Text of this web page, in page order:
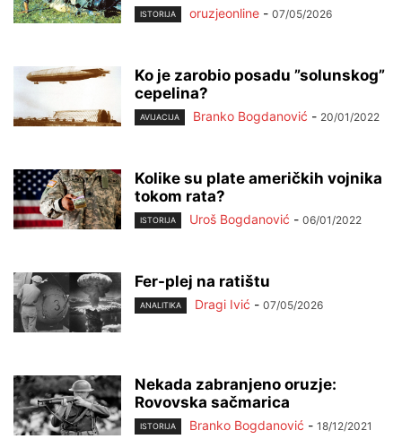
ISTORIJA oruzjeonline - 07/05/2026
Ko je zarobio posadu ”solunskog”
cepelina?
AVIJACIJA Branko Bogdanović - 20/01/2022
Kolike su plate američkih vojnika
tokom rata?
ISTORIJA Uroš Bogdanović - 06/01/2022
Fer-plej na ratištu
ANALITIKA Dragi Ivić - 07/05/2026
Nekada zabranjeno oruzje:
Rovovska sačmarica
ISTORIJA Branko Bogdanović - 18/12/2021